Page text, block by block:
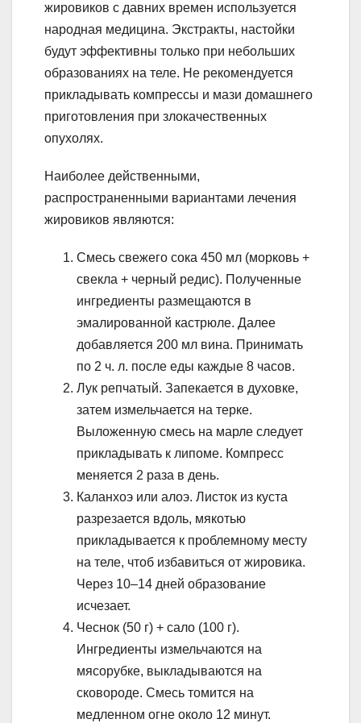
жировиков с давних времен используется
народная медицина. Экстракты, настойки
будут эффективны только при небольших
образованиях на теле. Не рекомендуется
прикладывать компрессы и мази домашнего
приготовления при злокачественных
опухолях.
Наиболее действенными,
распространенными вариантами лечения
жировиков являются:
Смесь свежего сока 450 мл (морковь +
свекла + черный редис). Полученные
ингредиенты размещаются в
эмалированной кастрюле. Далее
добавляется 200 мл вина. Принимать
по 2 ч. л. после еды каждые 8 часов.
Лук репчатый. Запекается в духовке,
затем измельчается на терке.
Выложенную смесь на марле следует
прикладывать к липоме. Компресс
меняется 2 раза в день.
Каланхоэ или алоэ. Листок из куста
разрезается вдоль, мякотью
прикладывается к проблемному месту
на теле, чтоб избавиться от жировика.
Через 10–14 дней образование
исчезает.
Чеснок (50 г) + сало (100 г).
Ингредиенты измельчаются на
мясорубке, выкладываются на
сковороде. Смесь томится на
медленном огне около 12 минут.